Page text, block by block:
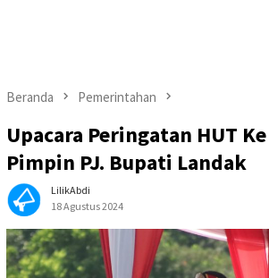
Beranda Pemerintahan
Upacara Peringatan HUT
Pimpin PJ. Bupati Landak
LilikAbdi
18 Agustus 2024